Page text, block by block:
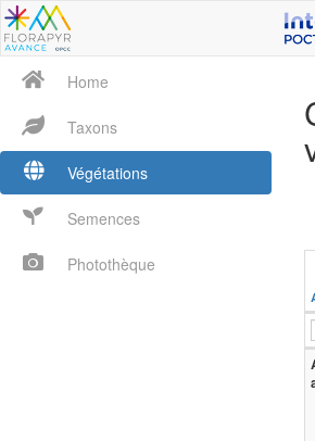
Home
Taxons
Végétations
Semences
Photothèque